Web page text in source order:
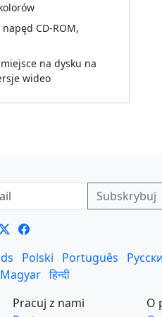
napęd CD-ROM,
na dysku na
wideo
Polski Português
Magyar हिन्दी
Pracuj z nami
O